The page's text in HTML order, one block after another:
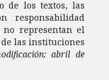
de los textos, las
responsabilidad
no representan el
las instituciones
abril de